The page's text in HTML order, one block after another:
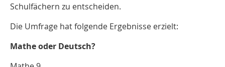
Schulfächern zu entscheiden.
Die Umfrage hat folgende Ergebnisse erzielt:
Mathe oder Deutsch?